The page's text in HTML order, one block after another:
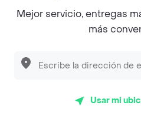
©2026Rappi Inc.
Mejor servicio, entregas
más
Usar mi